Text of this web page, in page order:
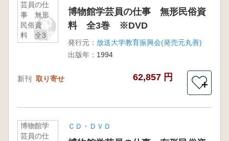
芸員の仕
事 無形
民俗資
料 全3
巻
博物館学芸員の仕事 無形民俗資
料 全3巻 ※DVD
発行元： 放送大学教育振興会(発売元丸善)
出版年： 1994
新刊 取り寄せ 62,857 円
＋
博物館学
芸員の仕
ＣＤ・ＤＶＤ